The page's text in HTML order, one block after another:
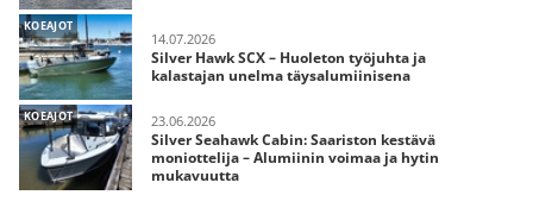
KOEAJOT
14.07.2026
Silver Hawk SCX – Huoleton työjuhta ja
kalastajan unelma täysalumiinisena
KOEAJOT 23.06.2026
Silver Seahawk Cabin: Saariston kestävä
moniottelija – Alumiinin voimaa ja hytin
mukavuutta